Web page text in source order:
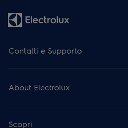
Contatti e Supporto
About Electrolux
Scopri